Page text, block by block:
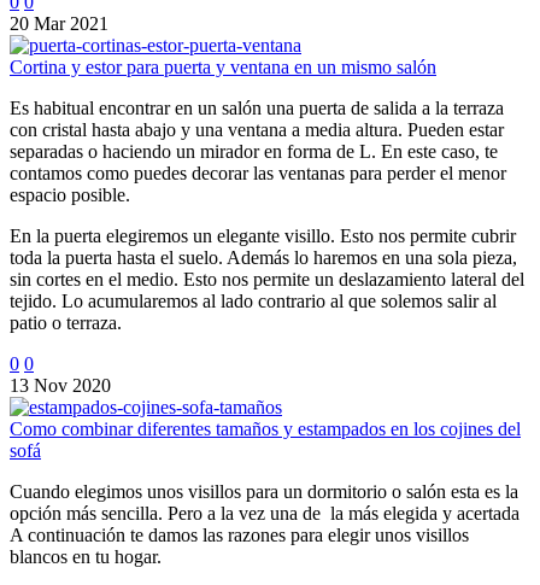
20 Mar 2021
Cortina y estor para puerta y ventana en un mismo salón
Es habitual encontrar en un salón una puerta de salida a la terraza
con cristal hasta abajo y una ventana a media altura. Pueden estar
separadas o haciendo un mirador en forma de L. En este caso, te
contamos como puedes decorar las ventanas para perder el menor
espacio posible.
En la puerta elegiremos un elegante visillo. Esto nos permite cubrir
toda la puerta hasta el suelo. Además lo haremos en una sola pieza,
sin cortes en el medio. Esto nos permite un deslazamiento lateral del
tejido. Lo acumularemos al lado contrario al que solemos salir al
patio o terraza.
0 0
13 Nov 2020
Como combinar diferentes tamaños y estampados en los cojines del
sofá
Cuando elegimos unos visillos para un dormitorio o salón esta es la
opción más sencilla. Pero a la vez una de la más elegida y acertada
A continuación te damos las razones para elegir unos visillos
blancos en tu hogar.